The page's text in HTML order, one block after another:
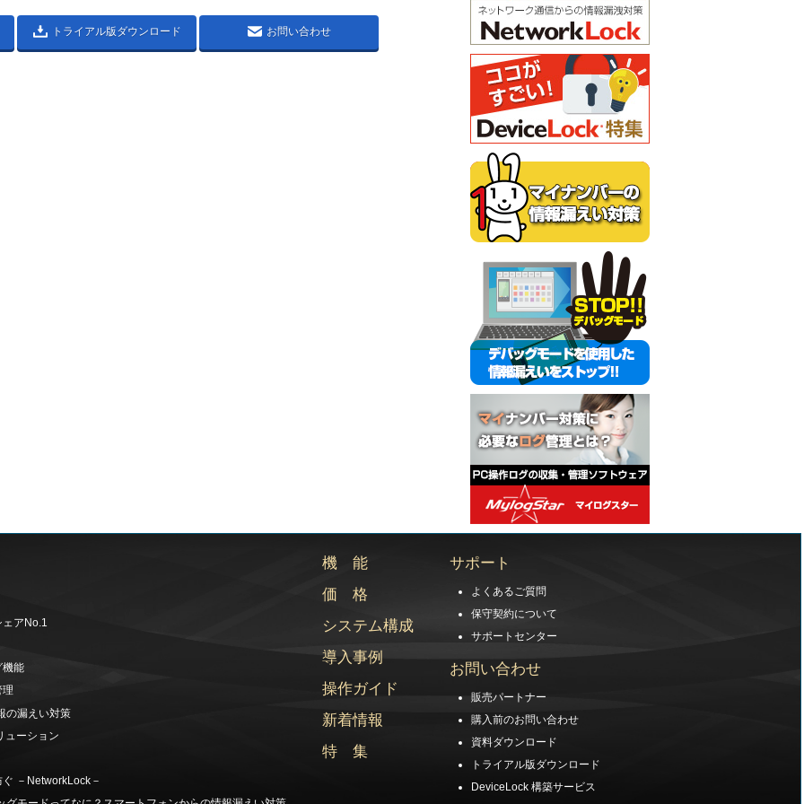
トライアル版ダウンロード お問い合わせ
アNo.1
機能
の漏えい対策
ューション
－NetworkLock－
機 能
価 格
システム構成
導入事例
操作ガイド
新着情報
特 集
サポート
よくあるご質問
保守契約について
サポートセンター
お問い合わせ
販売パートナー
購入前のお問い合わせ
資料ダウンロード
トライアル版ダウンロード
DeviceLock 構築サービス